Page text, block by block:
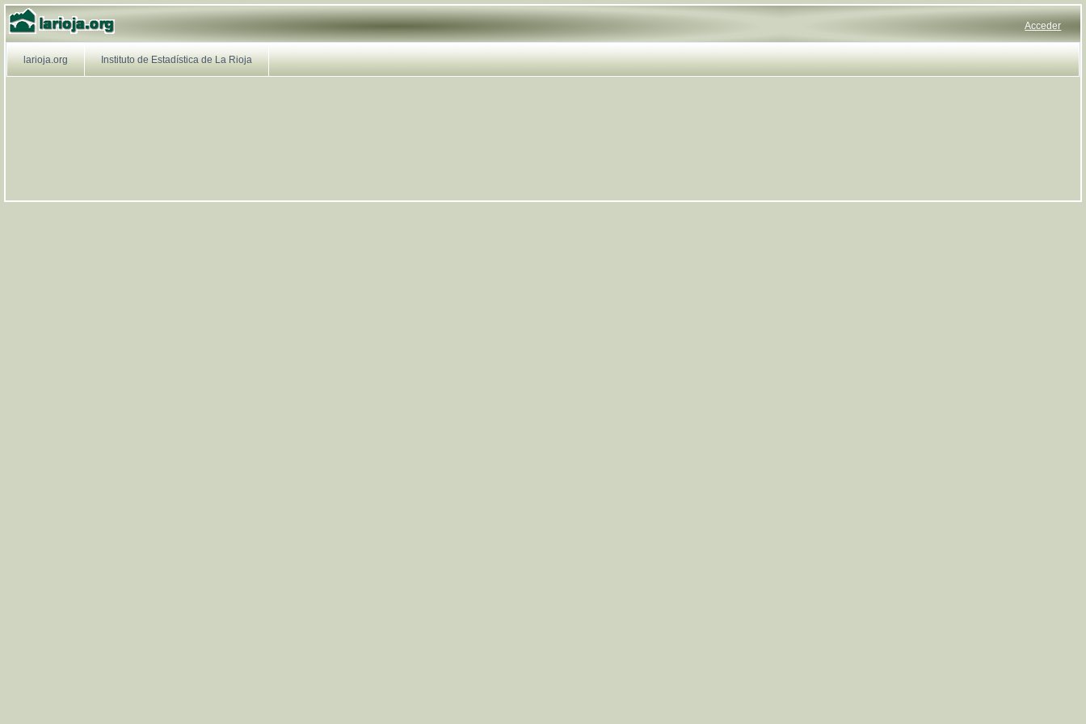
Saltar al contenido
larioja.org
larioja.org
Acceder
Navegación
larioja.org Instituto de Estadística de La Rioja